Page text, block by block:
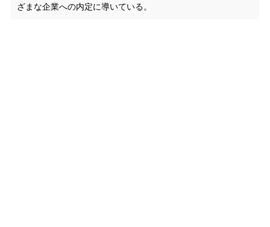
ざまな企業への内定に導いている。